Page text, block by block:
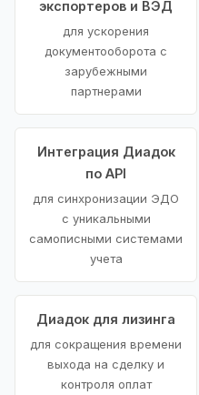
экспортеров и ВЭД
для ускорения
документооборота с
зарубежными
партнерами
Интеграция Диадок
по API
для синхронизации ЭДО
с уникальными
самописными системами
учета
Диадок для лизинга
для сокращения времени
выхода на сделку и
контроля оплат